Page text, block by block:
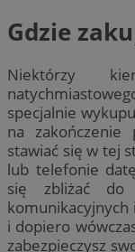
Gdzie
Niektórzy
specjalnie
na
stawiać się w tej
lub telefonie
się zbliżać do
komunikacyjnych
i dopiero
zabezpieczysz